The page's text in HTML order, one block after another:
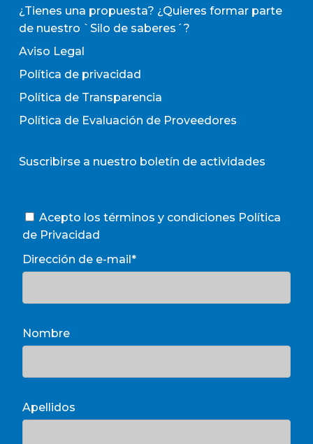
¿Tienes una propuesta? ¿Quieres formar parte
de nuestro `Silo de saberes´?
Aviso Legal
Política de privacidad
Política de Transparencia
Política de Evaluación de Proveedores
Suscribirse a nuestro boletín de actividades
Acepto los términos y condiciones Política
de Privacidad
Dirección de e-mail*
Nombre
Apellidos